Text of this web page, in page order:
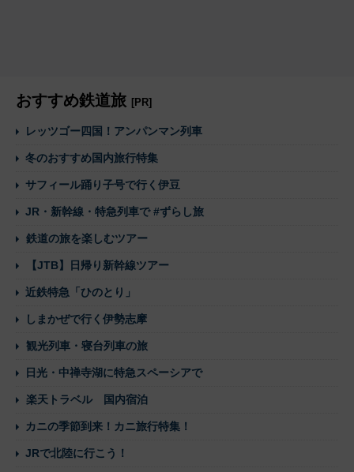
おすすめ鉄道旅 [PR]
レッツゴー四国！アンパンマン列車
冬のおすすめ国内旅行特集
サフィール踊り子号で行く伊豆
JR・新幹線・特急列車で #ずらし旅
鉄道の旅を楽しむツアー
【JTB】日帰り新幹線ツアー
近鉄特急「ひのとり」
しまかぜで行く伊勢志摩
観光列車・寝台列車の旅
日光・中禅寺湖に特急スペーシアで
楽天トラベル 国内宿泊
カニの季節到来！カニ旅行特集！
JRで北陸に行こう！